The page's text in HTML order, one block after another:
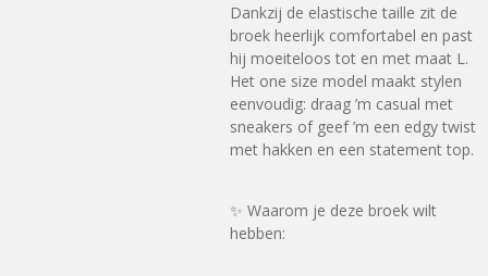
Dankzij de elastische taille zit de
broek heerlijk comfortabel en past
hij moeiteloos tot en met maat L.
Het one size model maakt stylen
eenvoudig: draag ’m casual met
sneakers of geef ’m een edgy twist
met hakken en een statement top.
✨ Waarom je deze broek wilt
hebben: